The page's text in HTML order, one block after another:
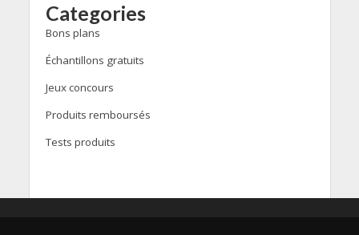
Categories
Bons plans
Échantillons gratuits
Jeux concours
Produits remboursés
Tests produits